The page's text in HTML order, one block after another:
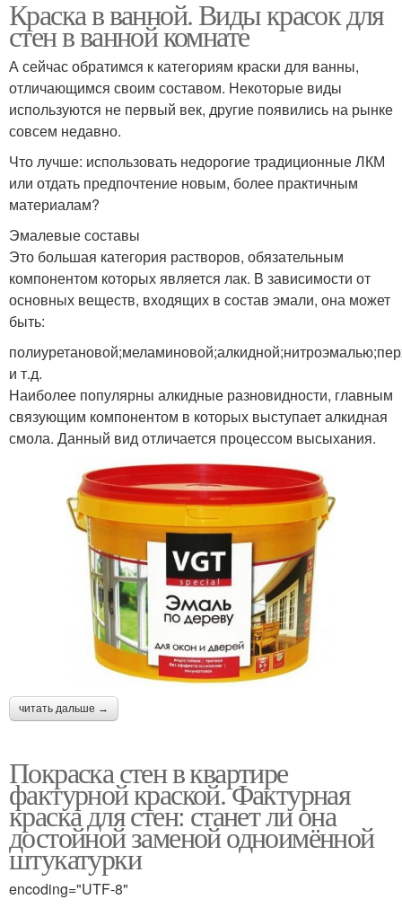
Краска в ванной. Виды красок для
стен в ванной комнате
А сейчас обратимся к категориям краски для ванны,
отличающимся своим составом. Некоторые виды
используются не первый век, другие появились на рынке
совсем недавно.
Что лучше: использовать недорогие традиционные ЛКМ
или отдать предпочтение новым, более практичным
материалам?
Эмалевые составы
Это большая категория растворов, обязательным
компонентом которых является лак. В зависимости от
основных веществ, входящих в состав эмали, она может
быть:
и т.д.
Наиболее популярны алкидные разновидности, главным
связующим компонентом в которых выступает алкидная
смола. Данный вид отличается процессом высыхания.
читать дальше →
Покраска стен в квартире
фактурной краской. Фактурная
краска для стен: станет ли она
достойной заменой одноимённой
штукатурки
encoding="UTF-8"